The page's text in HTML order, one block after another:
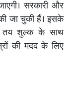
सरकारी और
जा चुकी हैं। इसके
तय शुल्क के साथ
की मदद के लिए